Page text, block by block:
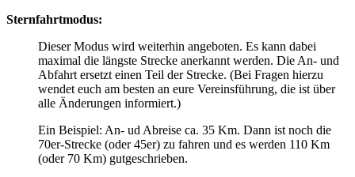
Sternfahrtmodus:
Dieser Modus wird weiterhin angeboten. Es kann dabei
maximal die längste Strecke anerkannt werden. Die An- und
Abfahrt ersetzt einen Teil der Strecke. (Bei Fragen hierzu
wendet euch am besten an eure Vereinsführung, die ist über
alle Änderungen informiert.)
Ein Beispiel: An- ud Abreise ca. 35 Km. Dann ist noch die
70er-Strecke (oder 45er) zu fahren und es werden 110 Km
(oder 70 Km) gutgeschrieben.